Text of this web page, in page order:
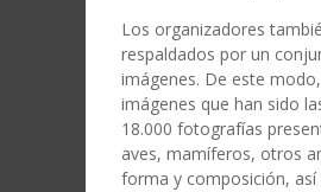
Los organizadores
respaldados por un
imágenes. De este
imágenes que han sido
18.000 fotografías
aves, mamíferos, otros
forma y composición,